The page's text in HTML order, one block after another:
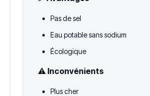
Pas de sel
Eau potable sans sodium
Écologique
⚠️ Inconvénients
Plus cher